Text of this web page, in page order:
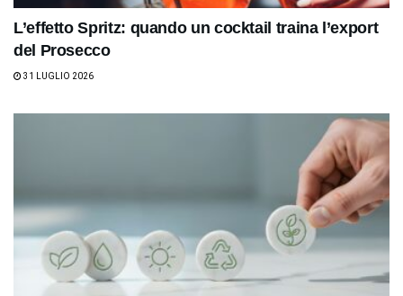
L’effetto Spritz: quando un cocktail traina l’export
del Prosecco
31 LUGLIO 2026